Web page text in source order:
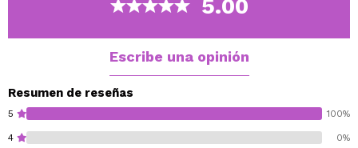
Nota: No tirar el precinto gris y mantenerla junto a la
5.00
Escribe una opinión
Resumen de reseñas
5 100%
4 0%